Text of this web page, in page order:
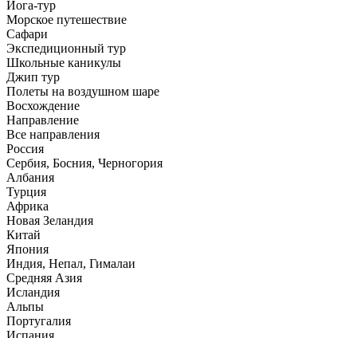
Йога-тур
Морское путешествие
Сафари
Экспедиционный тур
Школьные каникулы
Джип тур
Полеты на воздушном шаре
Восхождение
Направлениe
Все направления
Россия
Сербия, Босния, Черногория
Албания
Турция
Африка
Новая Зеландия
Китай
Япония
Индия, Непал, Гималаи
Средняя Азия
Исландия
Альпы
Португалия
Испания